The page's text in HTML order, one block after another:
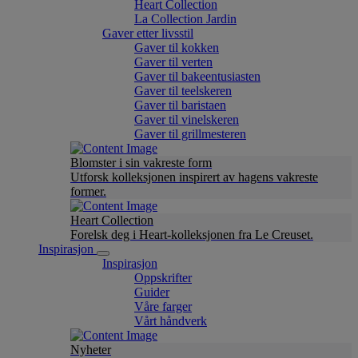
Heart Collection
La Collection Jardin
Gaver etter livsstil
Gaver til kokken
Gaver til verten
Gaver til bakeentusiasten
Gaver til teelskeren
Gaver til baristaen
Gaver til vinelskeren
Gaver til grillmesteren
Blomster i sin vakreste form
Utforsk kolleksjonen inspirert av hagens vakreste
former.
Heart Collection
Forelsk deg i Heart-kolleksjonen fra Le Creuset.
Inspirasjon
Inspirasjon
Oppskrifter
Guider
Våre farger
Vårt håndverk
Nyheter